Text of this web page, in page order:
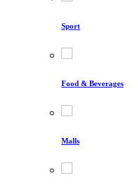
Sport
Food & Beverages
Malls